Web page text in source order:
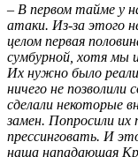
– В первом тайме у
атаки. Из-за этого
целом первая
сумбурной, хотя мы
Их нужно было
ничего не
сделали некоторые
замен. Попросили их
прессинговать. И
наша нападающая